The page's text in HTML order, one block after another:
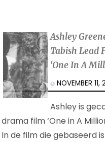
Ashley
Tabish Lead
‘One In A
NOVEMBER
Ashley is
drama film ‘One in A
In de film die gebaseerd